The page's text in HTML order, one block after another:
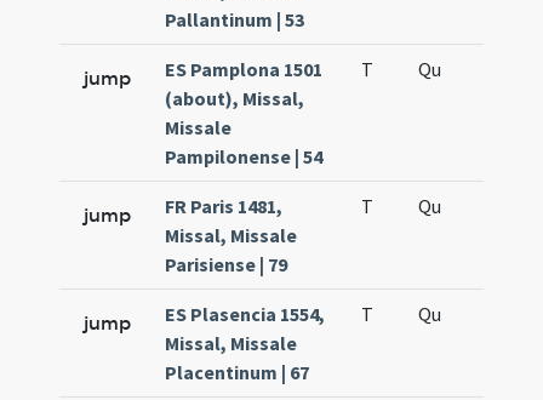
Pallantinum | 53
jump
ES Pamplona 1501
(about), Missal,
Missale
Pampilonense | 54
T Qu
jump
FR Paris 1481,
Missal, Missale
Parisiense | 79
T Qu
jump
ES Plasencia 1554,
Missal, Missale
Placentinum | 67
T Qu